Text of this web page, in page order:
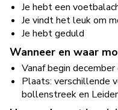
Je hebt een
Je vindt het leuk om
Je hebt geduld
Wanneer en waar
Vanaf begin
Plaats: verschillende
bollenstreek en